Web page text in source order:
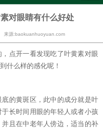
对眼睛有什么好处
:baokuanhuoyuan.com
点开一看发现吃了叶黄素对眼
什么样的感化呢！
的黄斑区，此中的成分就是叶
长时间用眼的年轻人或者小孩
且在中老年人傍边，适当的补